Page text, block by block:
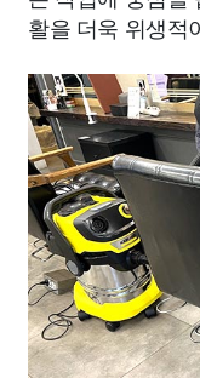
활을 더욱 위생적